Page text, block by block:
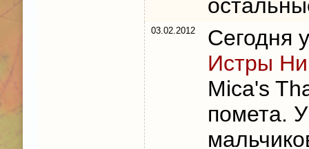
03.02.2012
Сегодня
Истры
Mica's
помета.